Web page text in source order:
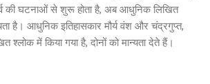
की घटनाओं से शुरू होता है, अब आधुनिक लिखित
है। आधुनिक इतिहासकार मौर्य वंश और चंद्रगुप्त,
श्लोक में किया गया है, दोनों को मान्यता देते हैं।